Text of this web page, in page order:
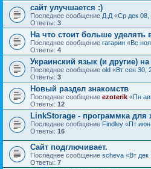
сайт улучшается :)
Последнее сообщение Д.Д «Ср дек 08,
Ответы: 3
На что стоит больше уделять
Последнее сообщение гагарин «Вс
Ответы: 4
Украинский язык (и другие)
Последнее сообщение old «Вт сен 30,
Ответы: 3
Новый раздел знакомств
Последнее сообщение ezoterik «Пн
Ответы: 12
LinkStorage - программка для
Последнее сообщение Findley «Пт июн
Ответы: 16
Сайт подглючивает.
Последнее сообщение sсheva «Вт дек
Ответы: 7